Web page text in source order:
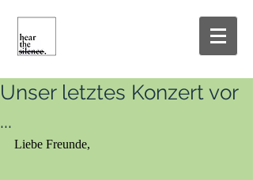
Unser letztes Konzert vor
...
Liebe Freunde,